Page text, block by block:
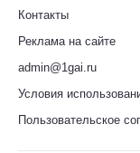
Контакты
Реклама на сайте
admin@1gai.ru
Условия
Пользовательское